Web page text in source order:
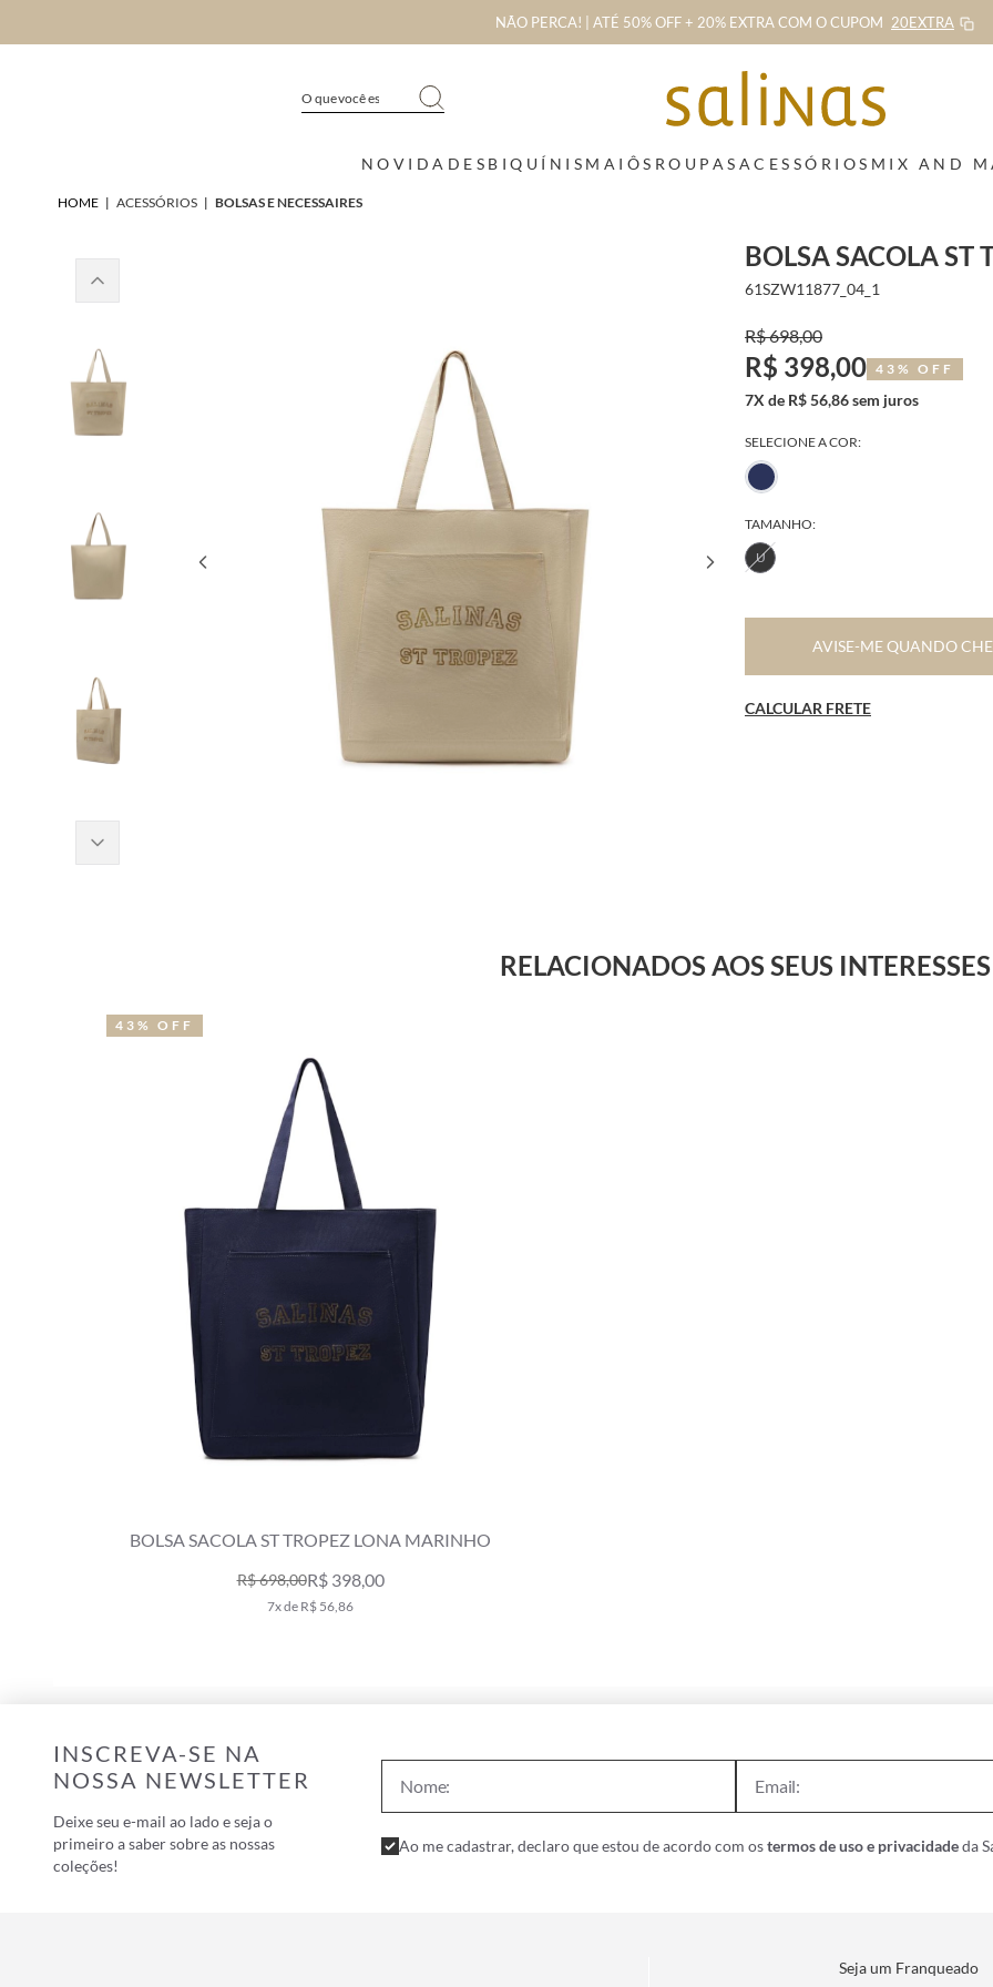
NÃO PERCA! | ATÉ 50% OFF + 20% EXTRA COM O CUPOM 20EXTRA
NOVIDADES BIQUÍNIS MAIÔS ROUPAS ACESSÓRIOS MIX AND
HOME | ACESSÓRIOS | BOLSAS E NECESSAIRES
BOLSA SACOLA ST
61SZW11877_04_1
R$ 698,00
R$ 398,00 43% OFF
7X de R$ 56,86 sem juros
SELECIONE A COR:
TAMANHO:
U
AVISE-ME QUANDO
CALCULAR FRETE
RELACIONADOS AOS SEUS INTERESSES
BOLSA SACOLA ST TROPEZ LONA MARINHO
R$ 698,00R$ 398,00
7x de R$ 56,86
43% OFF
INSCREVA-SE NA
NOSSA NEWSLETTER
Deixe seu e-mail ao lado e seja o
primeiro a saber sobre as nossas
coleções!
Ao me cadastrar, declaro que estou de acordo com ostermos de uso e privacidadeda
Seja um Franqueado